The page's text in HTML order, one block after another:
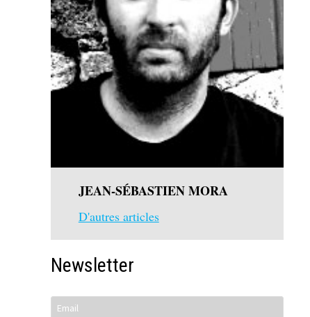
JEAN-SÉBASTIEN MORA
D'autres articles
Newsletter